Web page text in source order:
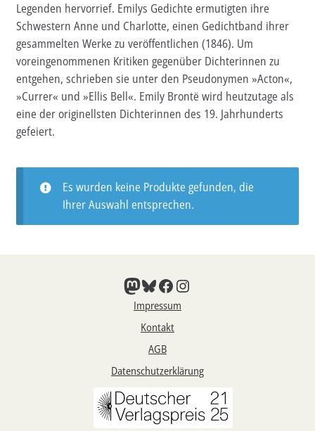
Legenden hervorrief. Emilys Gedichte ermutigten ihre
Schwestern Anne und Charlotte, einen Gedichtband ihrer
gesammelten Werke zu veröffentlichen (1846). Um
voreingenommenen Kritiken gegenüber Dichterinnen zu
entgehen, schrieben sie unter den Pseudonymen »Acton«,
»Currer« und »Ellis Bell«. Emily Brontë wird heutzutage als
eine der originellsten Dichterinnen des 19. Jahrhunderts
gefeiert.
Es wurden keine Produkte gefunden, die
Ihrer Auswahl entsprechen.
Mastodon
Bluesky
Facebook
Instagram
Impressum
Kontakt
AGB
Datenschutzerklärung